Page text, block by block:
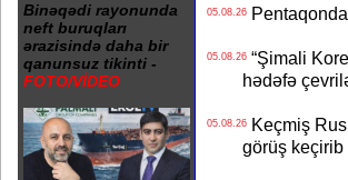
Binəqədi rayonunda
neft buruqları
ərazisində daha bir
qanunsuz tikinti -
FOTO/VİDEO
05.08.26
05.08.26“Şimali
hədəfə
05.08.26Keçmiş
görüş keçirib